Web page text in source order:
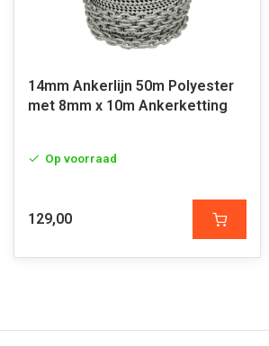
14mm Ankerlijn 50m Polyester
met 8mm x 10m Ankerketting
Op voorraad
129,00